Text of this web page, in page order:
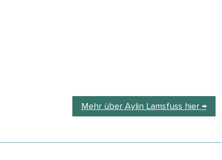
Mehr über Aylin Lamsfuss hier →